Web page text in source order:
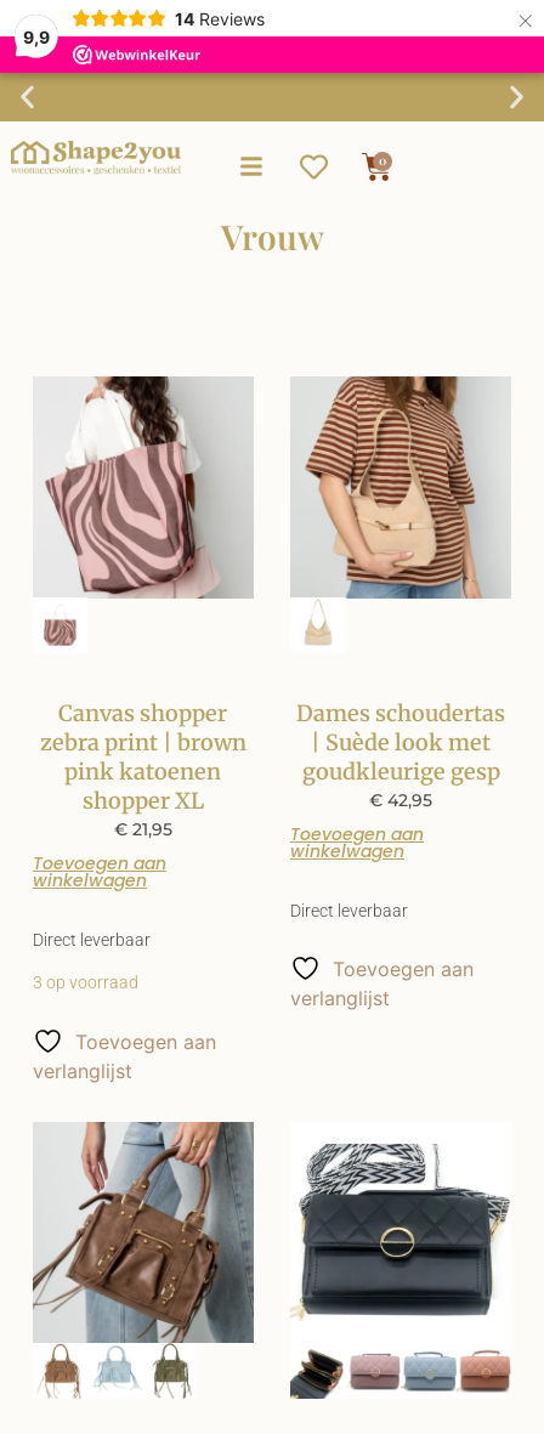
9,9
14 Reviews ×
Verzending binnen 3-4 werkdagen
0
Vrouw
Canvas shopper
zebra print | brown
pink katoenen
shopper XL
€21,95
Toevoegen aan
winkelwagen
Direct leverbaar
3 op voorraad
Toevoegen aan
verlanglijst
Dames schoudertas
| Suède look met
goudkleurige gesp
€ 42,95
Toevoegen aan
winkelwagen
Direct leverbaar
Toevoegen aan
verlanglijst